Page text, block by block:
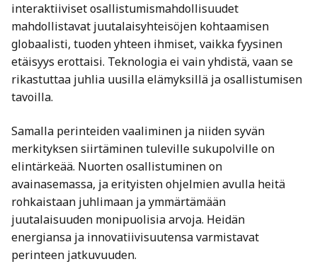
interaktiiviset osallistumismahdollisuudet
mahdollistavat juutalaisyhteisöjen kohtaamisen
globaalisti, tuoden yhteen ihmiset, vaikka fyysinen
etäisyys erottaisi. Teknologia ei vain yhdistä, vaan se
rikastuttaa juhlia uusilla elämyksillä ja osallistumisen
tavoilla.
Samalla perinteiden vaaliminen ja niiden syvän
merkityksen siirtäminen tuleville sukupolville on
elintärkeää. Nuorten osallistuminen on
avainasemassa, ja erityisten ohjelmien avulla heitä
rohkaistaan juhlimaan ja ymmärtämään
juutalaisuuden monipuolisia arvoja. Heidän
energiansa ja innovatiivisuutensa varmistavat
perinteen jatkuvuuden.